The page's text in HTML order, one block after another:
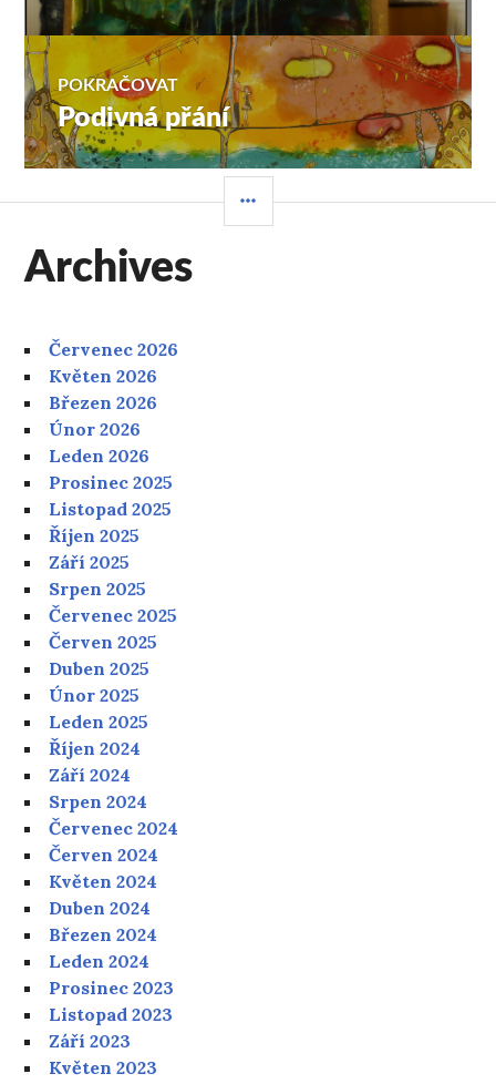
příspěvek
POKRAČOVAT
Následující
příspěvek:
Podivná přání
PANEL
Archives
Červenec 2026
Květen 2026
Březen 2026
Únor 2026
Leden 2026
Prosinec 2025
Listopad 2025
Říjen 2025
Září 2025
Srpen 2025
Červenec 2025
Červen 2025
Duben 2025
Únor 2025
Leden 2025
Říjen 2024
Září 2024
Srpen 2024
Červenec 2024
Červen 2024
Květen 2024
Duben 2024
Březen 2024
Leden 2024
Prosinec 2023
Listopad 2023
Září 2023
Květen 2023